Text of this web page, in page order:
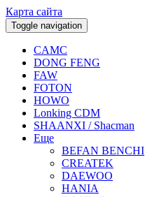
Карта сайта
Toggle navigation
CAMC
DONG FENG
FAW
FOTON
HOWO
Lonking CDM
SHAANXI / Shacman
Еще
BEFAN BENCHI
CREATEK
DAEWOO
HANIA